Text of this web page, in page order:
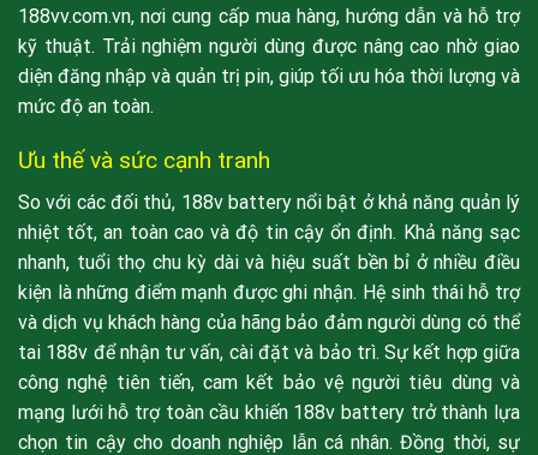
188vv.com.vn, nơi cung cấp mua hàng, hướng dẫn và hỗ trợ
kỹ thuật. Trải nghiệm người dùng được nâng cao nhờ giao
diện đăng nhập và quản trị pin, giúp tối ưu hóa thời lượng và
mức độ an toàn.
Ưu thế và sức cạnh tranh
So với các đối thủ, 188v battery nổi bật ở khả năng quản lý
nhiệt tốt, an toàn cao và độ tin cậy ổn định. Khả năng sạc
nhanh, tuổi thọ chu kỳ dài và hiệu suất bền bỉ ở nhiều điều
kiện là những điểm mạnh được ghi nhận. Hệ sinh thái hỗ trợ
và dịch vụ khách hàng của hãng bảo đảm người dùng có thể
tai 188v để nhận tư vấn, cài đặt và bảo trì. Sự kết hợp giữa
công nghệ tiên tiến, cam kết bảo vệ người tiêu dùng và
mạng lưới hỗ trợ toàn cầu khiến 188v battery trở thành lựa
chọn tin cậy cho doanh nghiệp lẫn cá nhân. Đồng thời, sự